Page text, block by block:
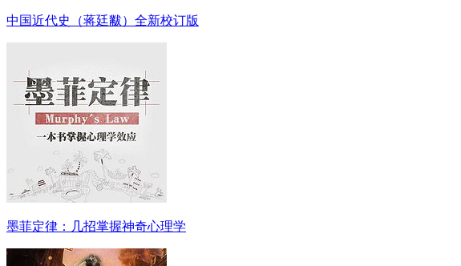
中国近代史（蒋廷黻）全新校订版
墨菲定律：几招掌握神奇心理学